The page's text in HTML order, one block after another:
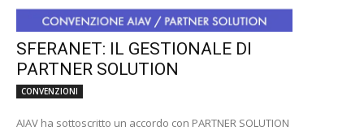
SFERANET: IL GESTIONALE DI
PARTNER SOLUTION
CONVENZIONI
AIAV ha sottoscritto un accordo con PARTNER SOLUTION